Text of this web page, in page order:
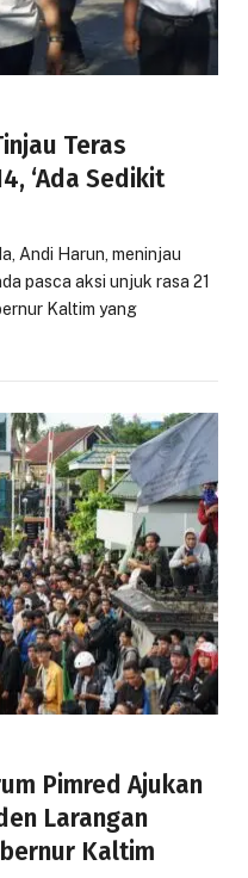
Teras
‘Ada Sedikit
Andi Harun, meninjau
pasca aksi unjuk rasa 21
Kaltim yang
Pimred Ajukan
Larangan
Kaltim